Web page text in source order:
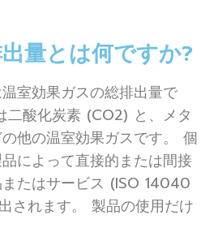
量とは何ですか?
室効果ガスの総排出量で​​
二酸化炭素 (CO2) と、メタ
他の温室効果ガスです。 個
によって直接的または間接
たはサービス (ISO 14040
されます。 製品の使用だけ